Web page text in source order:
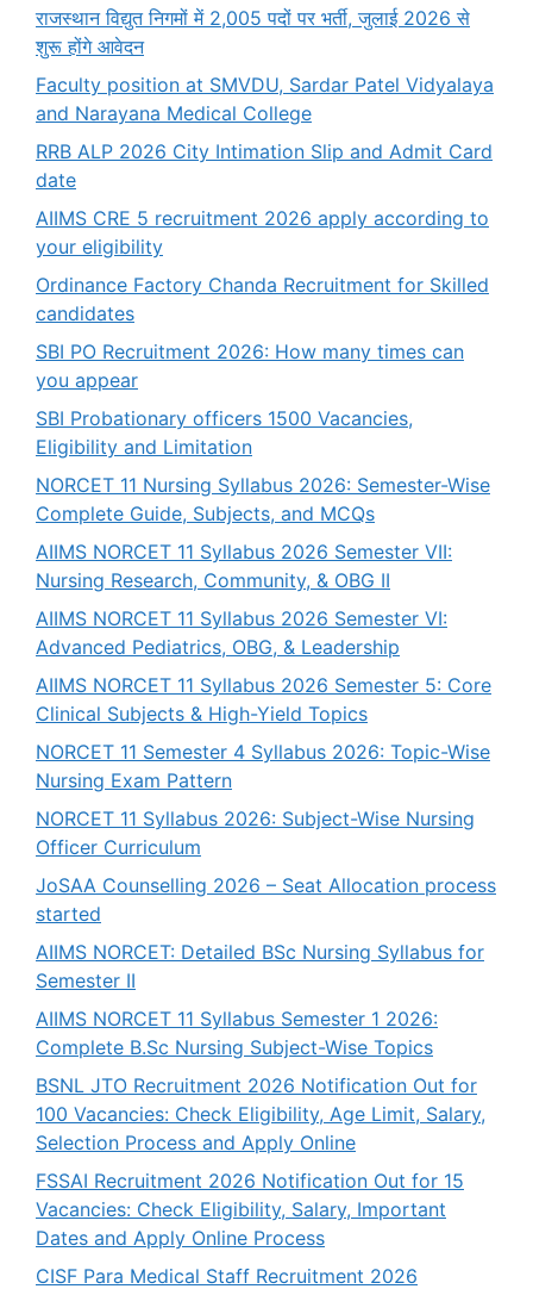
राजस्थान विद्युत निगमों में 2,005 पदों पर भर्ती, जुलाई 2026 से
शुरू होंगे आवेदन
Faculty position at SMVDU, Sardar Patel Vidyalaya
and Narayana Medical College
RRB ALP 2026 City Intimation Slip and Admit Card
date
AIIMS CRE 5 recruitment 2026 apply according to
your eligibility
Ordinance Factory Chanda Recruitment for Skilled
candidates
SBI PO Recruitment 2026: How many times can
you appear
SBI Probationary officers 1500 Vacancies,
Eligibility and Limitation
NORCET 11 Nursing Syllabus 2026: Semester-Wise
Complete Guide, Subjects, and MCQs
AIIMS NORCET 11 Syllabus 2026 Semester VII:
Nursing Research, Community, & OBG II
AIIMS NORCET 11 Syllabus 2026 Semester VI:
Advanced Pediatrics, OBG, & Leadership
AIIMS NORCET 11 Syllabus 2026 Semester 5: Core
Clinical Subjects & High-Yield Topics
NORCET 11 Semester 4 Syllabus 2026: Topic-Wise
Nursing Exam Pattern
NORCET 11 Syllabus 2026: Subject-Wise Nursing
Officer Curriculum
JoSAA Counselling 2026 – Seat Allocation process
started
AIIMS NORCET: Detailed BSc Nursing Syllabus for
Semester II
AIIMS NORCET 11 Syllabus Semester 1 2026:
Complete B.Sc Nursing Subject-Wise Topics
BSNL JTO Recruitment 2026 Notification Out for
100 Vacancies: Check Eligibility, Age Limit, Salary,
Selection Process and Apply Online
FSSAI Recruitment 2026 Notification Out for 15
Vacancies: Check Eligibility, Salary, Important
Dates and Apply Online Process
CISF Para Medical Staff Recruitment 2026